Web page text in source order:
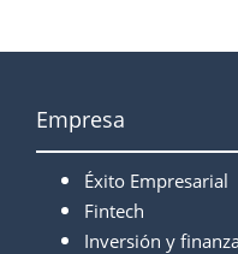
Empresa
Éxito Empresarial
Fintech
Inversión y